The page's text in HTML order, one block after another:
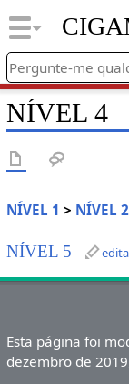
NÍVEL 4
NÍVEL 1 > NÍVEL 2
NÍVEL 5
Esta página foi
dezembro de